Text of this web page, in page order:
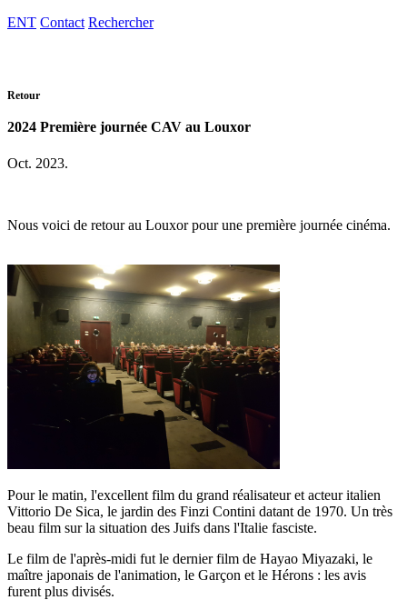
ENT Contact Rechercher
Retour
2024 Première journée CAV au Louxor
Oct. 2023.
Nous voici de retour au Louxor pour une première journée cinéma.
Pour le matin, l'excellent film du grand réalisateur et acteur italien
Vittorio De Sica, le jardin des Finzi Contini datant de 1970. Un très
beau film sur la situation des Juifs dans l'Italie fasciste.
Le film de l'après-midi fut le dernier film de Hayao Miyazaki, le
maître japonais de l'animation, le Garçon et le Hérons : les avis
furent plus divisés.